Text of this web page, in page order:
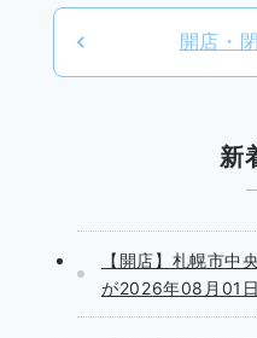
開店・
新
【開店】札幌市中
が2026年08月01